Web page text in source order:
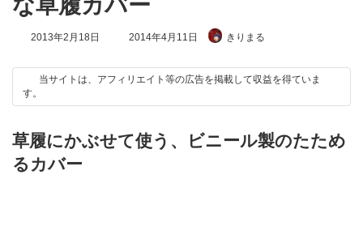
な草履カバー
2013年2月18日
最
新
日
2014年4月11日 きりまる
当サイトは、アフィリエイト等の広告を掲載して収益を得ていま
す。
草履にかぶせて使う、ビニール製のたため
るカバー